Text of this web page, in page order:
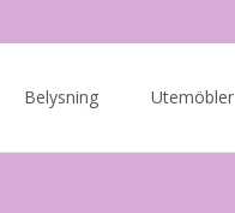
Belysning Utemöbler